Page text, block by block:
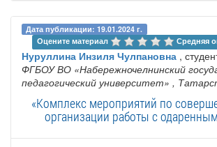
Дата публикации: 19.01.2024 г.
Оцените материал
Средняя
Нуруллина Инзиля Чулпановна ,
ФГБОУ ВО «Набережночелнинский
педагогический университет» ,
«Комплекс мероприятий по
организации работы с